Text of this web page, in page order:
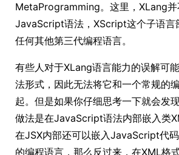
MetaProgramming。这里，XLang并
JavaScript语法，XScript这个子语言
任何其他第三代编程语言。
有些人对于XLang语言能力的误解可
法形式，因此无法将它和一个常规的
起。但是如果你仔细思考一下就会发
做法是在JavaScript语法内部嵌入类
在JSX内部还可以嵌入JavaScript代
的编程语言，那么反过来，在XML格